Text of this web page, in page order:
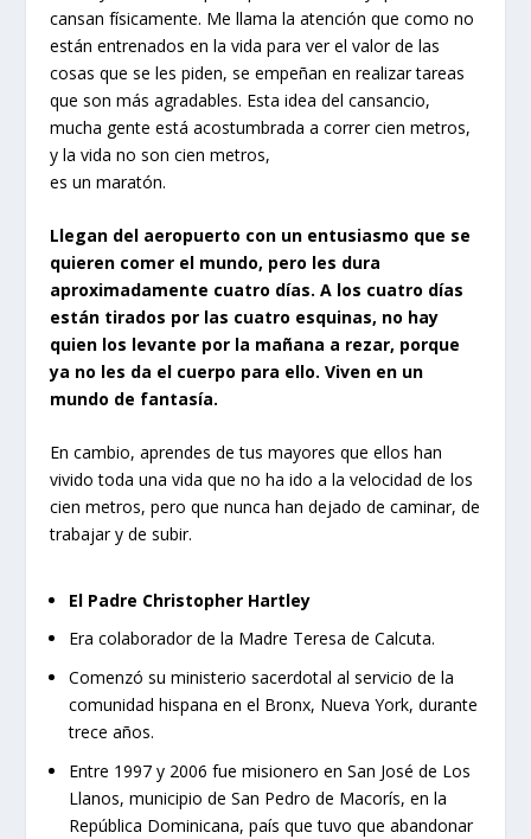
cansan físicamente. Me llama la atención que como no
están entrenados en la vida para ver el valor de las
cosas que se les piden, se empeñan en realizar tareas
que son más agradables. Esta idea del cansancio,
mucha gente está acostumbrada a correr cien metros,
y la vida no son cien metros,
es un maratón.
Llegan del aeropuerto con un entusiasmo que se
quieren comer el mundo, pero les dura
aproximadamente cuatro días. A los cuatro días
están tirados por las cuatro esquinas, no hay
quien los levante por la mañana a rezar, porque
ya no les da el cuerpo para ello. Viven en un
mundo de fantasía.
En cambio, aprendes de tus mayores que ellos han
vivido toda una vida que no ha ido a la velocidad de los
cien metros, pero que nunca han dejado de caminar, de
trabajar y de subir.
El Padre Christopher Hartley
Era colaborador de la Madre Teresa de Calcuta.
Comenzó su ministerio sacerdotal al servicio de la
comunidad hispana en el Bronx, Nueva York, durante
trece años.
Entre 1997 y 2006 fue misionero en San José de Los
Llanos, municipio de San Pedro de Macorís, en la
República Dominicana, país que tuvo que abandonar